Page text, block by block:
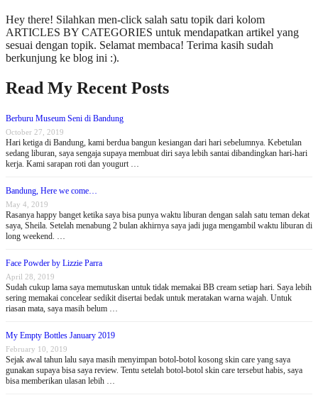
Hey there! Silahkan men-click salah satu topik dari kolom
ARTICLES BY CATEGORIES untuk mendapatkan artikel yang
sesuai dengan topik. Selamat membaca! Terima kasih sudah
berkunjung ke blog ini :).
Read My Recent Posts
Berburu Museum Seni di Bandung
October 27, 2019
Hari ketiga di Bandung, kami berdua bangun kesiangan dari hari sebelumnya. Kebetulan
sedang liburan, saya sengaja supaya membuat diri saya lebih santai dibandingkan hari-hari
kerja. Kami sarapan roti dan yougurt …
Bandung, Here we come…
May 4, 2019
Rasanya happy banget ketika saya bisa punya waktu liburan dengan salah satu teman dekat
saya, Sheila. Setelah menabung 2 bulan akhirnya saya jadi juga mengambil waktu liburan di
long weekend. …
Face Powder by Lizzie Parra
April 28, 2019
Sudah cukup lama saya memutuskan untuk tidak memakai BB cream setiap hari. Saya lebih
sering memakai concelear sedikit disertai bedak untuk meratakan warna wajah. Untuk
riasan mata, saya masih belum …
My Empty Bottles January 2019
February 10, 2019
Sejak awal tahun lalu saya masih menyimpan botol-botol kosong skin care yang saya
gunakan supaya bisa saya review. Tentu setelah botol-botol skin care tersebut habis, saya
bisa memberikan ulasan lebih …